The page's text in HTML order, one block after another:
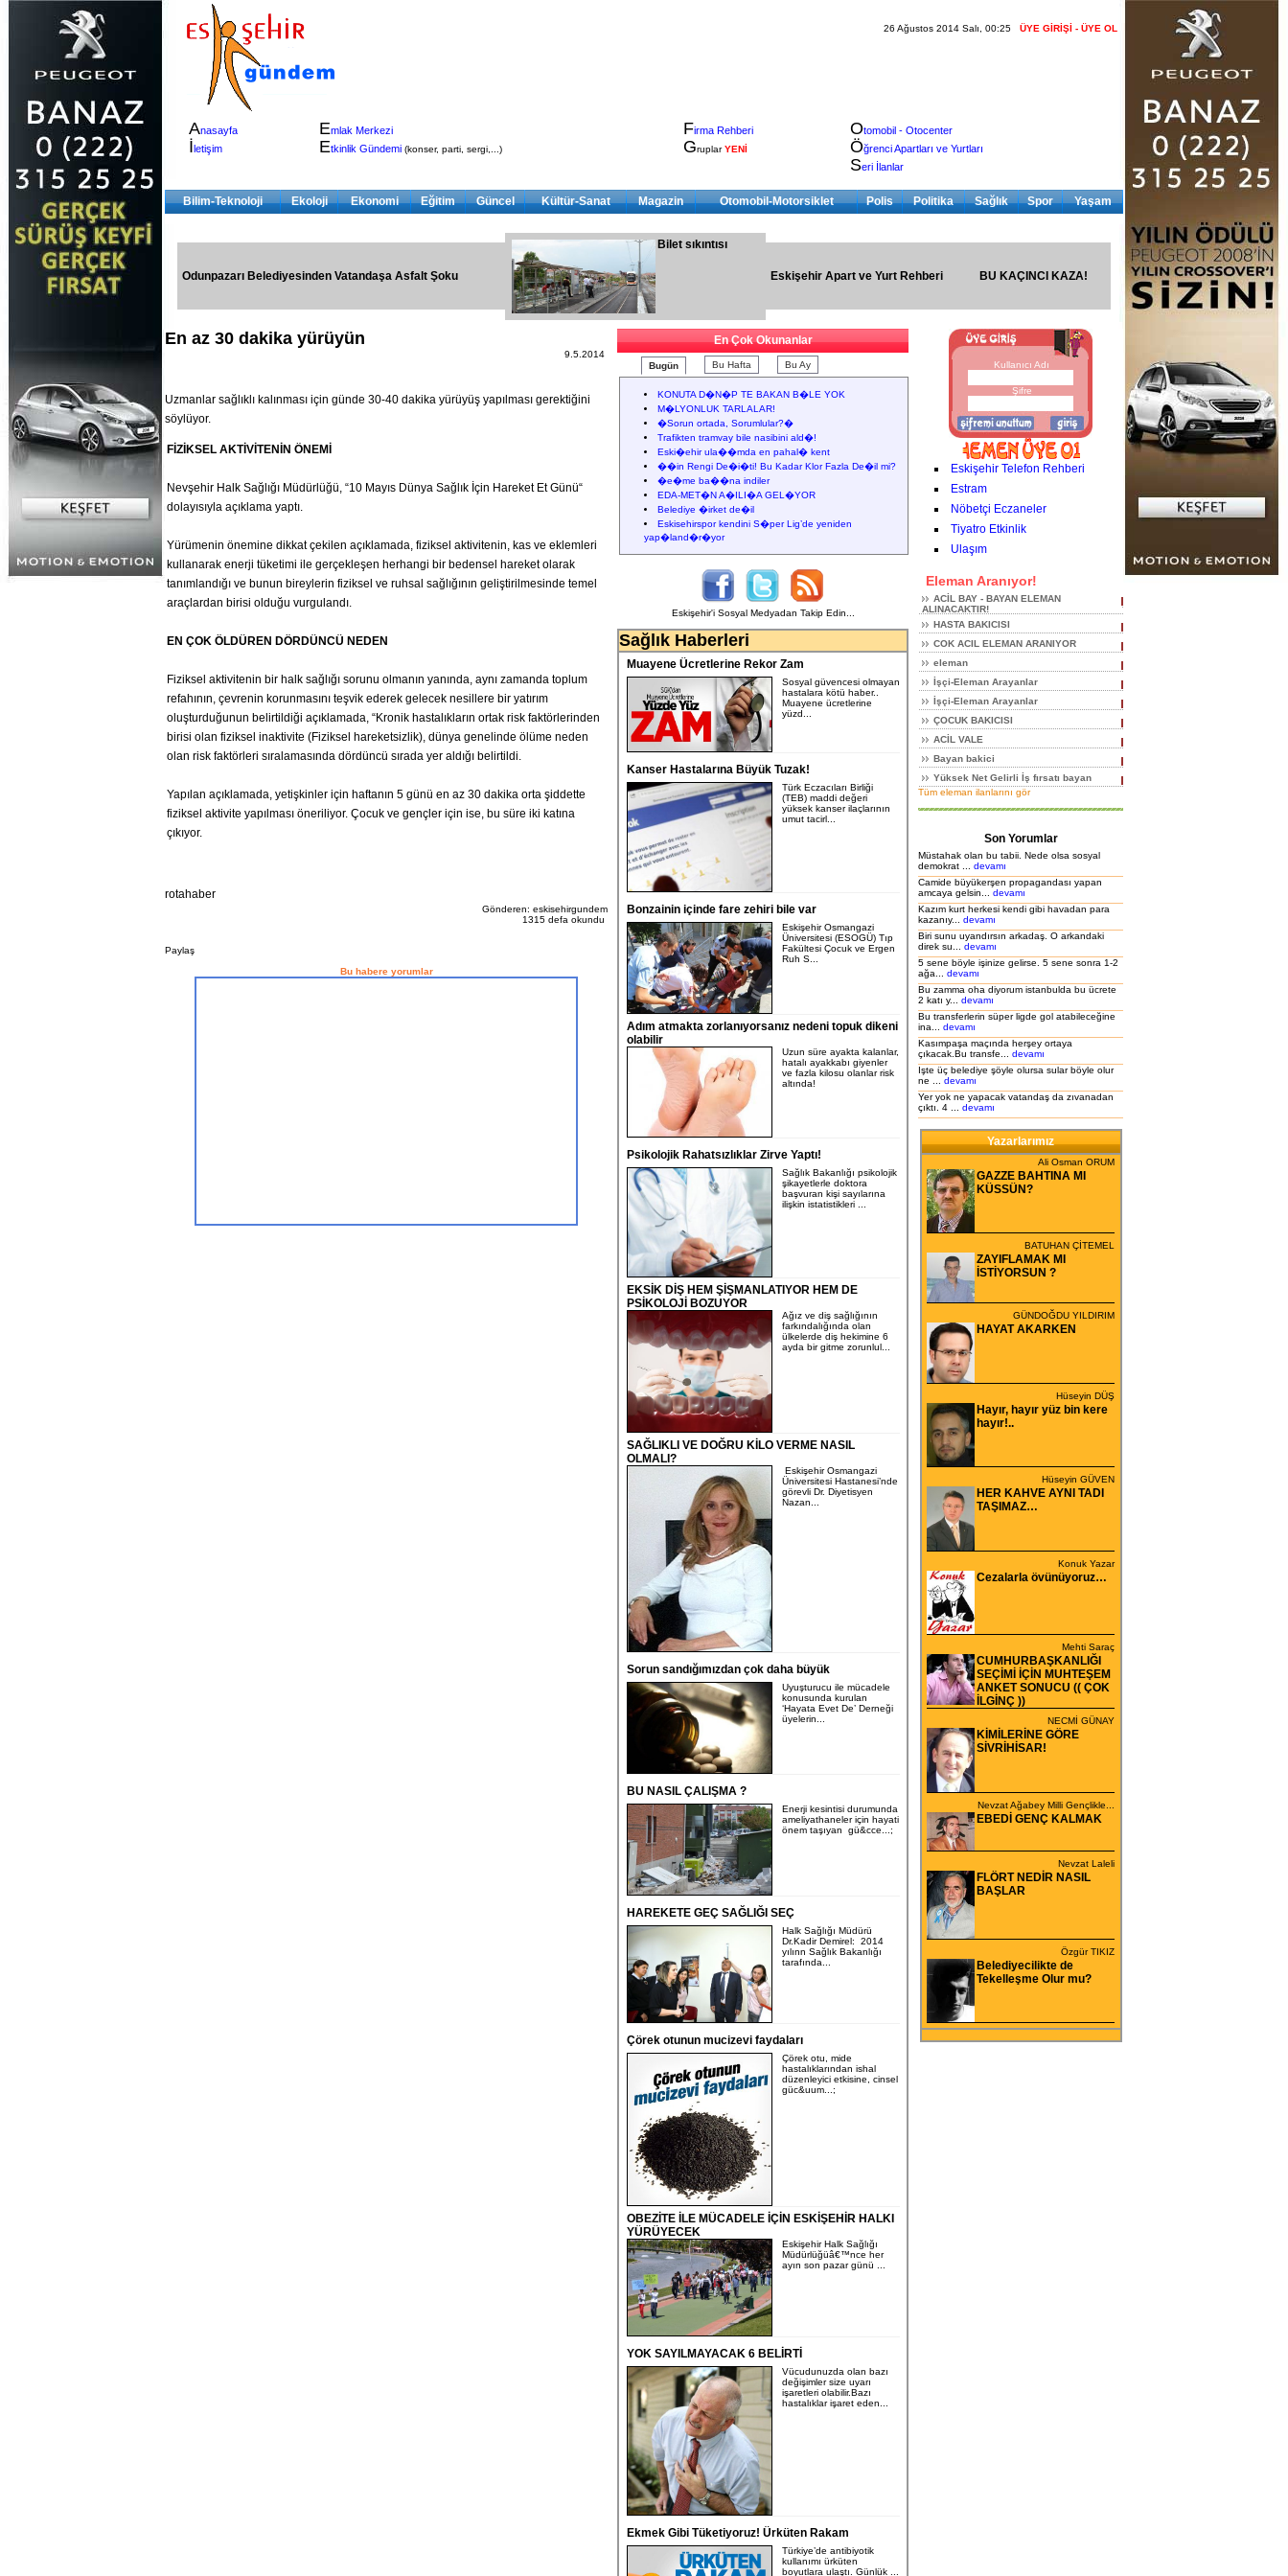
26 Ağustos 2014 Salı, 00:25 ÜYE GİRİŞİ - ÜYE OL
Anasayfa
İletişim
Emlak Merkezi
Etkinlik Gündemi (konser, parti, sergi,...)
Firma Rehberi
GruplarYENİ
Otomobil - Otocenter
Öğrenci Apartları ve Yurtları
Seri İlanlar
Bilim-Teknoloji Ekoloji Ekonomi Eğitim Güncel Kültür-Sanat Magazin Otomobil-Motorsiklet Polis Politika Sağlık Spor Yaşam
Odunpazarı Belediyesinden Vatandaşa Asfalt Şoku
Bilet sıkıntısı
Eskişehir Apart ve Yurt Rehberi BU KAÇINCI KAZA!
En az 30 dakika yürüyün
9.5.2014
Uzmanlar sağlıklı kalınması için günde 30-40 dakika yürüyüş yapılması gerektiğini
söylüyor.
FİZİKSEL AKTİVİTENİN ÖNEMİ
Nevşehir Halk Sağlığı Müdürlüğü, “10 Mayıs Dünya Sağlık İçin Hareket Et Günü“
dolayısıyla açıklama yaptı.
Yürümenin önemine dikkat çekilen açıklamada, fiziksel aktivitenin, kas ve eklemleri
kullanarak enerji tüketimi ile gerçekleşen herhangi bir bedensel hareket olarak
tanımlandığı ve bunun bireylerin fiziksel ve ruhsal sağlığının geliştirilmesinde temel
araçlardan birisi olduğu vurgulandı.
EN ÇOK ÖLDÜREN DÖRDÜNCÜ NEDEN
Fiziksel aktivitenin bir halk sağlığı sorunu olmanın yanında, aynı zamanda toplum
refahının, çevrenin korunmasını teşvik ederek gelecek nesillere bir yatırım
oluşturduğunun belirtildiği açıklamada, “Kronik hastalıkların ortak risk faktörlerinden
birisi olan fiziksel inaktivite (Fiziksel hareketsizlik), dünya genelinde ölüme neden
olan risk faktörleri sıralamasında dördüncü sırada yer aldığı belirtildi.
Yapılan açıklamada, yetişkinler için haftanın 5 günü en az 30 dakika orta şiddette
fiziksel aktivite yapılması öneriliyor. Çocuk ve gençler için ise, bu süre iki katına
çıkıyor.
rotahaber
Gönderen: eskisehirgundem
1315 defa okundu
Paylaş
Bu habere yorumlar
En Çok Okunanlar
Bugün Bu Hafta Bu Ay
KONUTA D�N�P TE BAKAN B�LE YOK
M�LYONLUK TARLALAR!
�Sorun ortada, Sorumlular?�
Trafikten tramvay bile nasibini ald�!
Eski�ehir ula��mda en pahal� kent
��in Rengi De�i�ti! Bu Kadar Klor Fazla De�il mi?
�e�me ba��na indiler
EDA-MET�N A�ILI�A GEL�YOR
Belediye �irket de�il
Eskisehirspor kendini S�per Lig’de yeniden
yap�land�r�yor
Eskişehir'i Sosyal Medyadan Takip Edin...
Sağlık Haberleri
Muayene Ücretlerine Rekor Zam
Sosyal güvencesi olmayan
hastalara kötü haber..
Muayene ücretlerine
yüzd...
Kanser Hastalarına Büyük Tuzak!
Türk Eczacıları Birliği
(TEB) maddi değeri
yüksek kanser ilaçlarının
umut tacirl...
Bonzainin içinde fare zehiri bile var
Eskişehir Osmangazi
Üniversitesi (ESOGÜ) Tıp
Fakültesi Çocuk ve Ergen
Ruh S...
Adım atmakta zorlanıyorsanız nedeni topuk dikeni
olabilir
Uzun süre ayakta kalanlar,
hatalı ayakkabı giyenler
ve fazla kilosu olanlar risk
altında!
Psikolojik Rahatsızlıklar Zirve Yaptı!
Sağlık Bakanlığı psikolojik
şikayetlerle doktora
başvuran kişi sayılarına
ilişkin istatistikleri ...
EKSİK DİŞ HEM ŞİŞMANLATIYOR HEM DE
PSİKOLOJİ BOZUYOR
Ağız ve diş sağlığının
farkındalığında olan
ülkelerde diş hekimine 6
ayda bir gitme zorunlul...
SAĞLIKLI VE DOĞRU KİLO VERME NASIL
OLMALI?
Eskişehir Osmangazi
Üniversitesi Hastanesi’nde
görevli Dr. Diyetisyen
Nazan...
Sorun sandığımızdan çok daha büyük
Uyuşturucu ile mücadele
konusunda kurulan
‘Hayata Evet De’ Derneği
üyelerin...
BU NASIL ÇALIŞMA ?
Enerji kesintisi durumunda
ameliyathaneler için hayati
önem taşıyan gü&cce...;
HAREKETE GEÇ SAĞLIĞI SEÇ
Halk Sağlığı Müdürü
Dr.Kadir Demirel: 2014
yılınn Sağlık Bakanlığı
tarafında...
Çörek otunun mucizevi faydaları
Çörek otu, mide
hastalıklarından ishal
düzenleyici etkisine, cinsel
güc&uum...;
OBEZİTE İLE MÜCADELE İÇİN ESKİŞEHİR HALKI
YÜRÜYECEK
Eskişehir Halk Sağlığı
Müdürlüğüâ€™nce her
ayın son pazar günü ...
YOK SAYILMAYACAK 6 BELİRTİ
Vücudunuzda olan bazı
değişimler size uyarı
işaretleri olabilir.Bazı
hastalıklar işaret eden...
Ekmek Gibi Tüketiyoruz! Ürküten Rakam
Türkiye’de antibiyotik
kullanımı ürküten
boyutlara ulaştı. Günlük ...
Kullanıcı Adı
Şifre
Eskişehir Telefon Rehberi
Estram
Nöbetçi Eczaneler
Tiyatro Etkinlik
Ulaşım
Eleman Aranıyor!
ACİL BAY - BAYAN ELEMAN
ALINACAKTIR!
HASTA BAKICISI
COK ACIL ELEMAN ARANIYOR
eleman
İşçi-Eleman Arayanlar
İşçi-Eleman Arayanlar
ÇOCUK BAKICISI
ACİL VALE
Bayan bakici
Yüksek Net Gelirli İş fırsatı bayan
Tüm eleman ilanlarını gör
Son Yorumlar
Müstahak olan bu tabii. Nede olsa sosyal
demokrat ... devamı
Camide büyükerşen propagandası yapan
amcaya gelsin... devamı
Kazım kurt herkesi kendi gibi havadan para
kazanıy... devamı
Biri sunu uyandırsın arkadaş. O arkandaki
direk su... devamı
5 sene böyle işinize gelirse. 5 sene sonra 1-2
ağa... devamı
Bu zamma oha diyorum istanbulda bu ücrete
2 katı y... devamı
Bu transferlerin süper ligde gol atabileceğine
ina... devamı
Kasımpaşa maçında herşey ortaya
çıkacak.Bu transfe... devamı
Işte üç belediye şöyle olursa sular böyle olur
ne ... devamı
Yer yok ne yapacak vatandaş da zıvanadan
çıktı. 4 ... devamı
Yazarlarımız
Ali Osman ORUM
GAZZE BAHTINA MI
KÜSSÜN?
BATUHAN ÇİTEMEL
ZAYIFLAMAK MI
İSTİYORSUN ?
GÜNDOĞDU YILDIRIM
HAYAT AKARKEN
Hüseyin DÜŞ
Hayır, hayır yüz bin kere
hayır!..
Hüseyin GÜVEN
HER KAHVE AYNI TADI
TAŞIMAZ…
Konuk Yazar
Cezalarla övünüyoruz…
Mehti Saraç
CUMHURBAŞKANLIĞI
SEÇİMİ İÇİN MUHTEŞEM
ANKET SONUCU (( ÇOK
İLGİNÇ ))
NECMİ GÜNAY
KİMİLERİNE GÖRE
SİVRİHİSAR!
Nevzat Ağabey Milli Gençlikle...
EBEDİ GENÇ KALMAK
Nevzat Laleli
FLÖRT NEDİR NASIL
BAŞLAR
Özgür TIKIZ
Belediyecilikte de
Tekelleşme Olur mu?